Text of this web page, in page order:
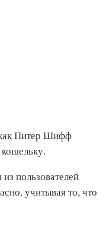
как Питер Шифф
пользователей
учитывая то, что